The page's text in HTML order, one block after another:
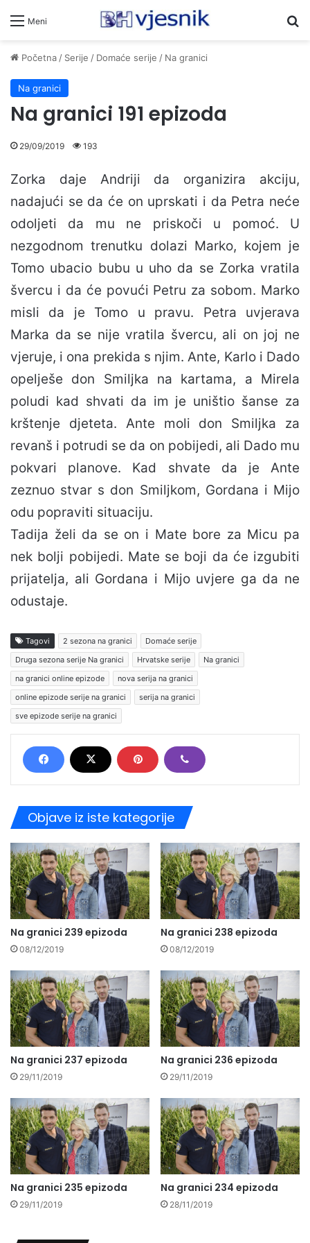
Meni
Početna/ Serije / Domaće serije / Na granici
Na granici
Na granici 191 epizoda
29/09/2019 193
Zorka daje Andriji da organizira akciju,
nadajući se da će on uprskati i da Petra neće
odoljeti da mu ne priskoči u pomoć. U
nezgodnom trenutku dolazi Marko, kojem je
Tomo ubacio bubu u uho da se Zorka vratila
švercu i da će povući Petru za sobom. Marko
misli da je Tomo u pravu. Petra uvjerava
Marka da se nije vratila švercu, ali on joj ne
vjeruje, i ona prekida s njim. Ante, Karlo i Dado
opelješe don Smiljka na kartama, a Mirela
poludi kad shvati da im je uništio šanse za
krštenje djeteta. Ante moli don Smiljka za
revanš i potrudi se da on pobijedi, ali Dado mu
pokvari planove. Kad shvate da je Ante
zeznuo stvar s don Smiljkom, Gordana i Mijo
odu popraviti situaciju.
Tadija želi da se on i Mate bore za Micu pa
nek bolji pobijedi. Mate se boji da će izgubiti
prijatelja, ali Gordana i Mijo uvjere ga da ne
odustaje.
Tagovi 2 sezona na granici
Domaće serije
Druga sezona serije Na granici
Hrvatske serije
Na granici
na granici online epizode
nova serija na granici
online epizode serije na granici
serija na granici
sve epizode serije na granici
Objave iz iste kategorije
Na granici 239 epizoda
08/12/2019
Na granici 238 epizoda
08/12/2019
Na granici 237 epizoda
29/11/2019
Na granici 236 epizoda
29/11/2019
Na granici 235 epizoda
29/11/2019
Na granici 234 epizoda
28/11/2019